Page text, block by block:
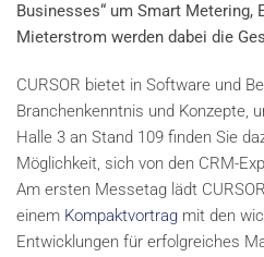
Businesses“ um Smart
Mieterstrom werden dabei die
CURSOR bietet in Software und
Branchenkenntnis und Konzepte,
Halle 3 an Stand 109 finden Sie
Möglichkeit, sich von den CRM-
Am ersten Messetag lädt
einem Kompaktvortrag mit den
Entwicklungen für erfolgreiches